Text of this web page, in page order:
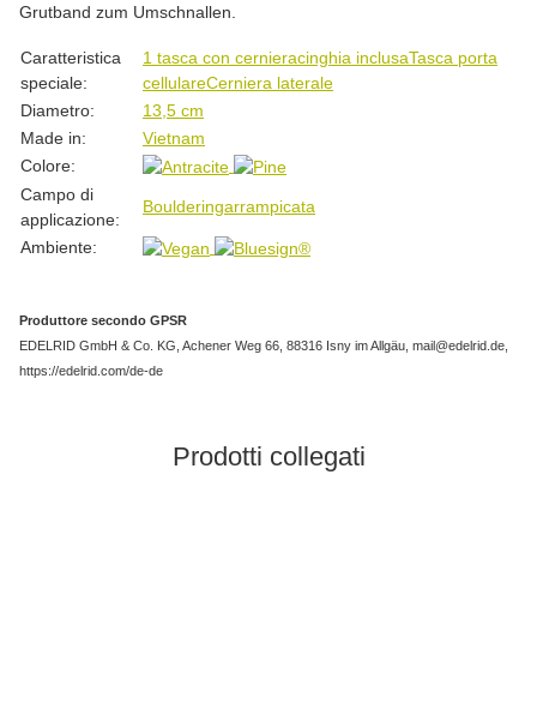
Grutband zum Umschnallen.
#productDetails.itemInformation#
#productDetails.itemValue#
Caratteristica
speciale:
1 tasca con cernieracinghia inclusaTasca porta
cellulareCerniera laterale
Diametro:
13,5 cm
Made in:
Vietnam
Colore:
Campo di
applicazione:
Boulderingarrampicata
Ambiente:
Produttore secondo GPSR
EDELRID GmbH & Co. KG, Achener Weg 66, 88316 Isny im Allgäu, mail@edelrid.de,
https://edelrid.com/de-de
Prodotti collegati